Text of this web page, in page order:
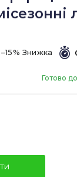
–15%
Готово